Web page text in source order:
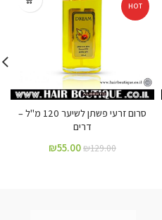
HOT
סרום זרעי פשתן לשיער 120 מ"ל –
דרים
₪129.00
₪55.00